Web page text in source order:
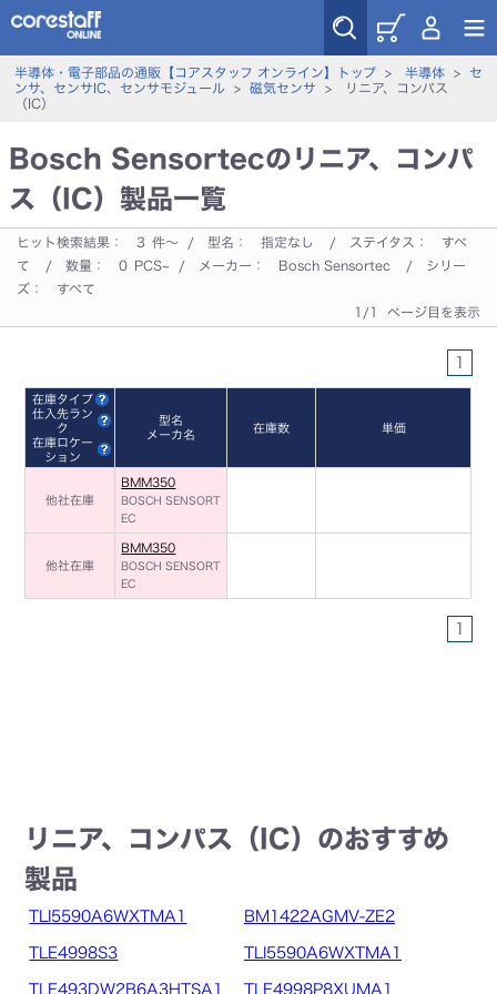
半導体・電子部品の通販【コアスタッフ オンライン】トップ> 半導体>
セ
ンサ、センサIC、センサモジュール> 磁気センサ > リニア、コンパス
（IC）
Bosch Sensortecのリニア、コンパ
ス（IC）製品一覧
ヒット検索結果： 3 件～ / 型名： 指定なし / ステイタス：
すべ
て
/ 数量： 0 PCS~ / メーカー： Bosch Sensortec
/ シリー
ズ：
すべて
1/1 ページ目を表示
1
在庫タイプ
仕入先ラン
ク
在庫ロケー
ション
型名
メーカ名
在庫数 単価
他社在庫
BMM350
BOSCH SENSORT
EC
他社在庫
BMM350
BOSCH SENSORT
EC
1
リニア、コンパス（IC）のおすすめ
製品
TLI5590A6WXTMA1 BM1422AGMV-ZE2
TLE4998S3 TLI5590A6WXTMA1
TLE493DW2B6A3HTSA1 TLE4998P8XUMA1